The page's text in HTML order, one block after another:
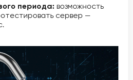
периода: возможность
сервер —